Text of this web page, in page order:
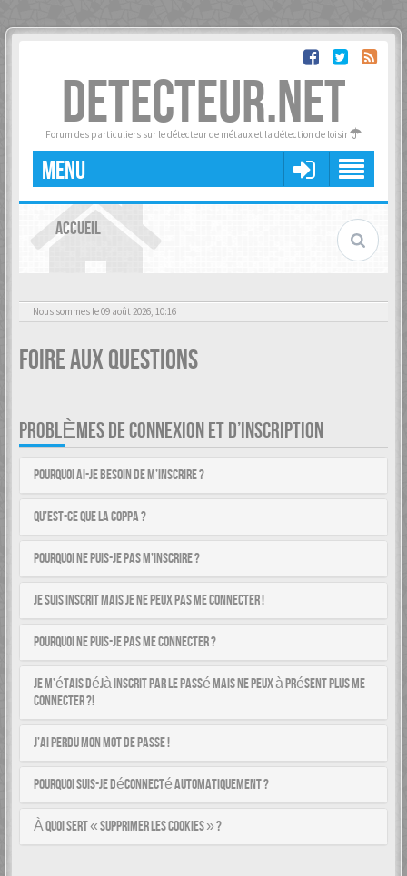
DETECTEUR.NET
Forum des particuliers sur le détecteur de métaux et la détection de loisir
MENU
ACCUEIL
Nous sommes le 09 août 2026, 10:16
Foire aux questions
PROBLÈMES DE CONNEXION ET D’INSCRIPTION
Pourquoi ai-je besoin de m’inscrire ?
Qu’est-ce que la COPPA ?
Pourquoi ne puis-je pas m’inscrire ?
Je suis inscrit mais je ne peux pas me connecter !
Pourquoi ne puis-je pas me connecter ?
Je m’étais déjà inscrit par le passé mais ne peux à présent plus me
connecter ?!
J’ai perdu mon mot de passe !
Pourquoi suis-je déconnecté automatiquement ?
À quoi sert « Supprimer les cookies » ?